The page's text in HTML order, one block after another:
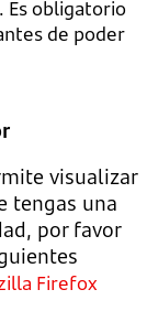
Es obligatorio
de poder
visualizar
tengas una
por favor
Firefox